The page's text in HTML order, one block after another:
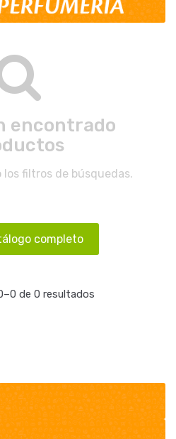
encontrado
los filtros de búsquedas.
completo
de 0 resultados